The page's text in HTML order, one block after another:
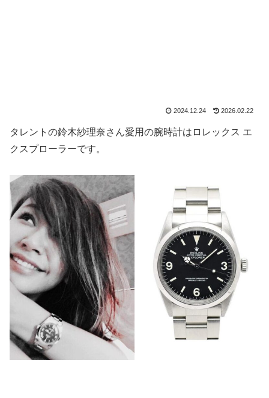
2024.12.24 2026.02.22
タレントの鈴木紗理奈さん愛用の腕時計はロレックス エ
クスプローラーです。